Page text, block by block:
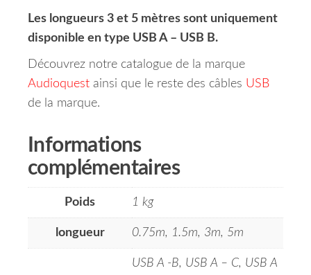
Les longueurs 3 et 5 mètres sont uniquement
disponible en type USB A – USB B.
Découvrez notre catalogue de la marque
Audioquest ainsi que le reste des câbles USB
de la marque.
Informations
complémentaires
Poids 1 kg
longueur 0.75m, 1.5m, 3m, 5m
USB A -B, USB A – C, USB A